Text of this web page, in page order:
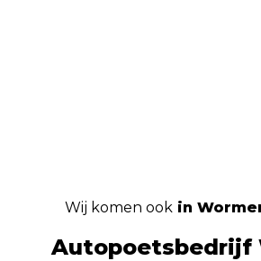
Wij komen ook in
Autopoetsbedrijf